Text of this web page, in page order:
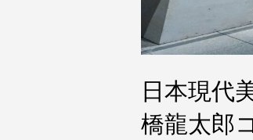
日本現代
橋龍太郎